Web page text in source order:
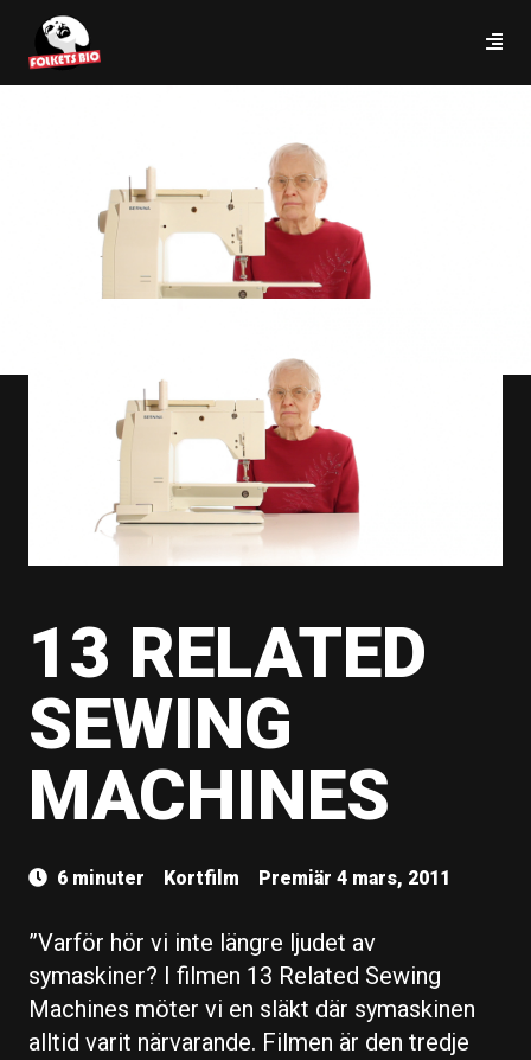
13 RELATED
SEWING
MACHINES
6 minuter Kortfilm Premiär 4 mars, 2011
”Varför hör vi inte längre ljudet av
symaskiner? I filmen 13 Related Sewing
Machines möter vi en släkt där symaskinen
alltid varit närvarande. Filmen är den tredje